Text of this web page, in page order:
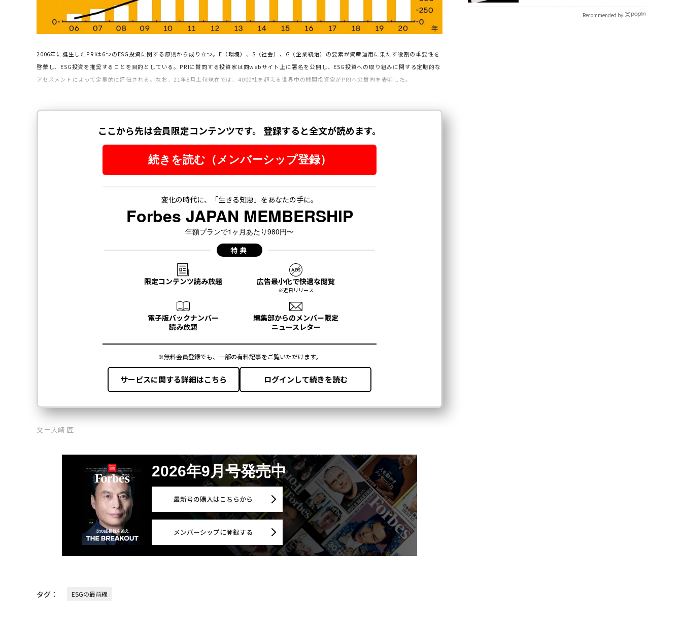
2006年に誕生したPRIは6つのESG投資に関する原則から成り立つ。E（環境）、S（社会）、G（企業統治）の要素が資産運用に果たす役割の重要性を
啓蒙し、ESG投資を推奨することを目的としている。PRIに賛同する投資 家は同webサイト上に署名を公開し、ESG投資への取り組みに関する定期的な
アセスメントによって定量的に評価さ れる。なお、21年8月上旬現在では、4000社を超える世界中の機関投資家がPRIへの賛同を表明した。
文＝大崎 匠
2026年9月号発売中
最新号の購入はこちらから
メンバーシップに登録する
タグ： ESGの最前線
Recommended by